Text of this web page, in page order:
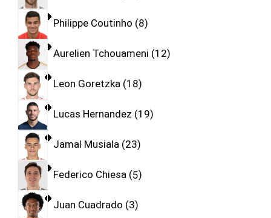
Philippe Coutinho 8
Aurelien Tchouameni 12
Leon Goretzka 18
Lucas Hernandez 19
Jamal Musiala 23
Federico Chiesa 5
Juan Cuadrado 3